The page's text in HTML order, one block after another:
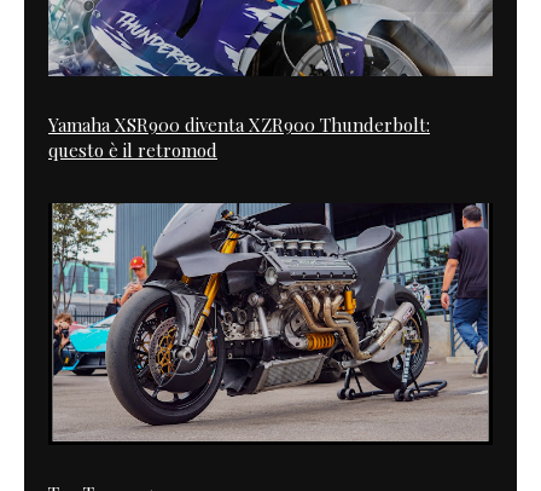
Yamaha XSR900 diventa XZR900 Thunderbolt:
questo è il retromod